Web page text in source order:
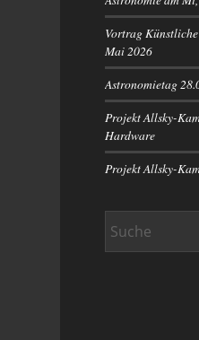
Vortrag
Mai 2026
Astronomietag
Projekt Allsky-
Hardware
Projekt Allsky-